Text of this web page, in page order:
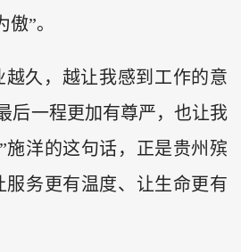
”。
越久，越让我感到工作的意
后一程更加有尊严，也让我
施洋的这句话，正是贵州殡
服务更有温度、让生命更有